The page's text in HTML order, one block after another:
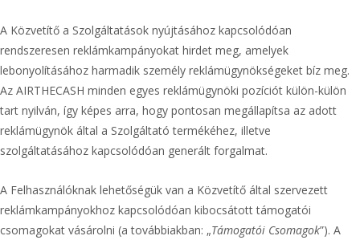
A Közvetítő a Szolgáltatások nyújtásához kapcsolódóan
rendszeresen reklámkampányokat hirdet meg, amelyek
lebonyolításához harmadik személy reklámügynökségeket bíz meg.
Az AIRTHECASH minden egyes reklámügynöki pozíciót külön-külön
tart nyilván, így képes arra, hogy pontosan megállapítsa az adott
reklámügynök által a Szolgáltató termékéhez, illetve
szolgáltatásához kapcsolódóan generált forgalmat.
A Felhasználóknak lehetőségük van a Közvetítő által szervezett
reklámkampányokhoz kapcsolódóan kibocsátott támogatói
csomagokat vásárolni (a továbbiakban: „Támogatói Csomagok”). A